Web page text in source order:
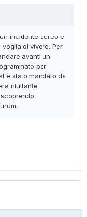
incidente aereo e
di vivere. Per
avanti un
per
è stato mandato da
riluttante